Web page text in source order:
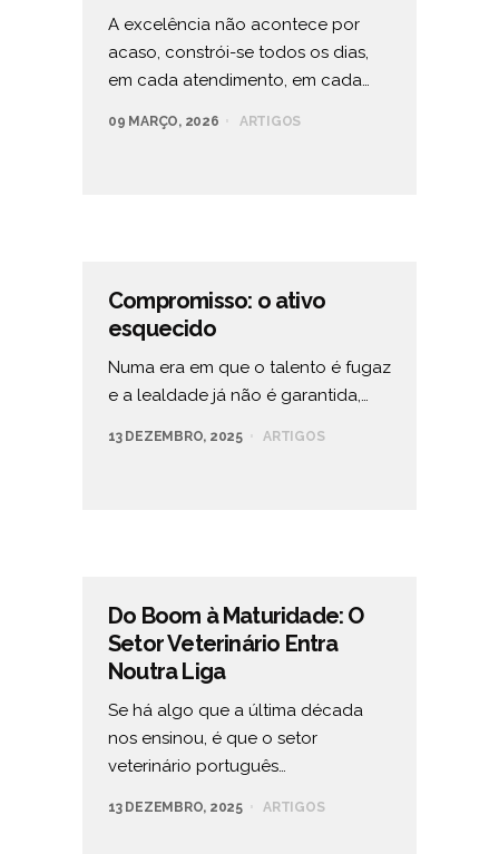
A excelência não acontece por
acaso, constrói-se todos os dias,
em cada atendimento, em cada…
09 MARÇO, 2026 ARTIGOS
Compromisso: o ativo
esquecido
Numa era em que o talento é fugaz
e a lealdade já não é garantida,…
13 DEZEMBRO, 2025 ARTIGOS
Do Boom à Maturidade: O
Setor Veterinário Entra
Noutra Liga
Se há algo que a última década
nos ensinou, é que o setor
veterinário português…
13 DEZEMBRO, 2025 ARTIGOS